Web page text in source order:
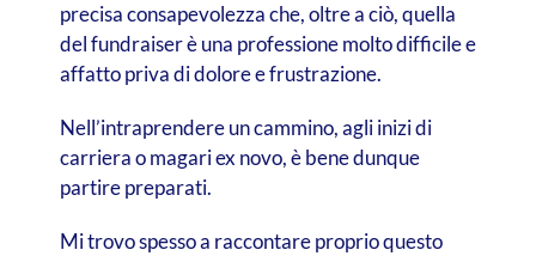
precisa consapevolezza che, oltre a ciò, quella
del fundraiser è una professione molto difficile e
affatto priva di dolore e frustrazione.
Nell’intraprendere un cammino, agli inizi di
carriera o magari ex novo, è bene dunque
partire preparati.
Mi trovo spesso a raccontare proprio questo